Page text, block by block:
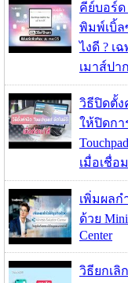
คีย์บอร์ด
พิมพ์เบิ้ล
ไงดี ? เ
เมาส์ปา
วิธีปิดตั้
ให้ปิดกา
เมื่อเชื่อ
เพิ่มผลก
ด้วย
Center
วิธียกเลิ